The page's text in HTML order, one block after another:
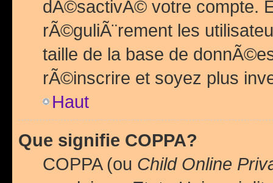
dÃ©sactivÃ© votre compte.
rÃ©guliÃ¨rement les
taille de la base de
rÃ©inscrire et soyez plus
Haut
Que signifie COPPA?
COPPA (ou Child Online